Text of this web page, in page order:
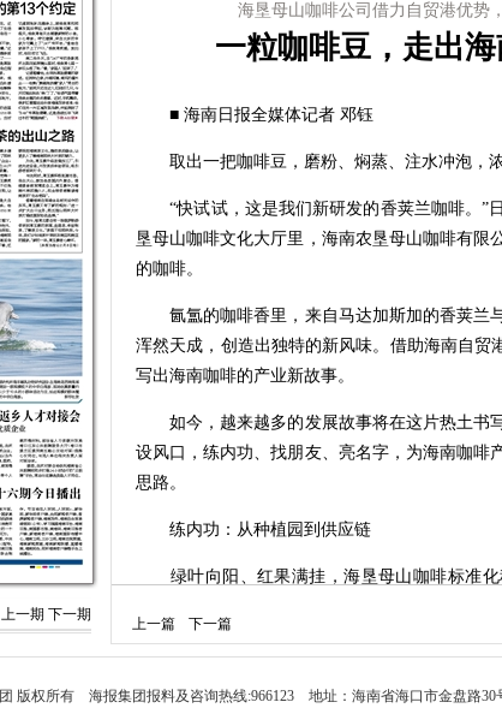
上一期 下一期
海垦母山咖啡公司借力自贸港优势
一粒咖啡豆，走出
■ 海南日报全媒体记者 邓钰
取出一把咖啡豆，磨粉、焖蒸、注水冲泡，浓
“快试试，这是我们新研发的香荚兰咖啡。”
垦母山咖啡文化大厅里，海南农垦母山咖啡有限
的咖啡。
氤氲的咖啡香里，来自马达加斯加的香荚兰与
浑然天成，创造出独特的新风味。借助海南自贸
写出海南咖啡的产业新故事。
如今，越来越多的发展故事将在这片热土书
设风口，练内功、找朋友、亮名字，为海南咖啡
思路。
练内功：从种植园到供应链
绿叶向阳、红果满挂，海垦母山咖啡标准化
“这是我们的‘零碳’种植园。”李畅健解释，
上一篇 下一篇